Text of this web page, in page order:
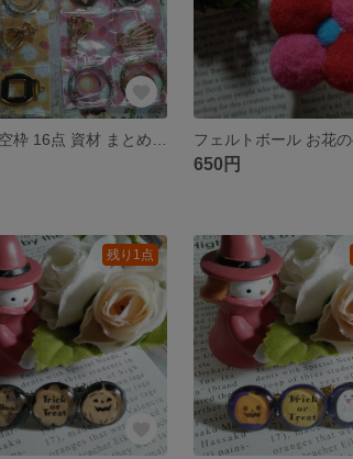
650円
残り1点